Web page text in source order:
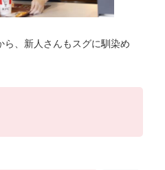
ら、新人さんもスグに馴染め